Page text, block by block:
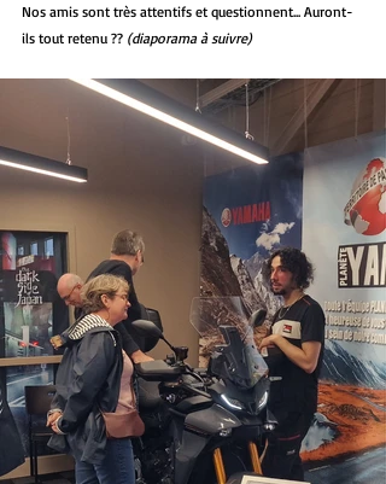
Nos amis sont très attentifs et questionnent... Auront-
ils tout retenu ?? (diaporama à suivre)